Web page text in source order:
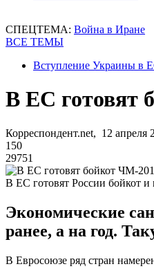
СПЕЦТЕМА: Война в Иране
ВСЕ ТЕМЫ
Вступление Украины в
В ЕС готовят
Корреспондент.net, 12 апреля
150
29751
В ЕС готовят России бойкот и
Экономические
ранее, а на год.
В Евросоюзе ряд стран